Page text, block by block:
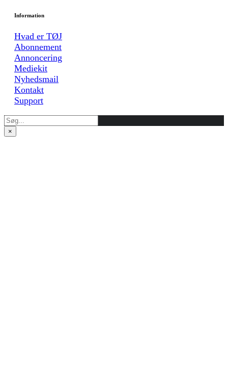
Information
Hvad er TØJ
Abonnement
Annoncering
Mediekit
Nyhedsmail
Kontakt
Support
×